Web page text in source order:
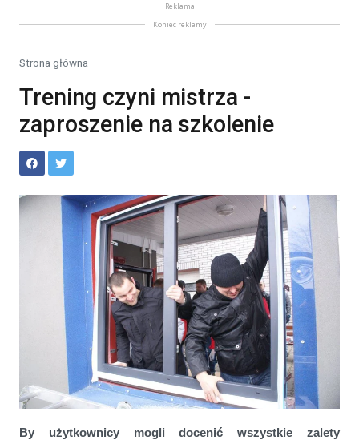
Reklama
Koniec reklamy
Strona główna
Trening czyni mistrza -
zaproszenie na szkolenie
By użytkownicy mogli docenić wszystkie zalety